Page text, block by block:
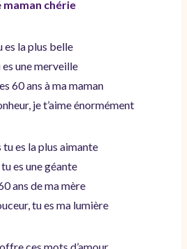
maman chérie
es la plus belle
une merveille
60 ans à ma maman
je t’aime énormément
es la plus aimante
es une géante
ans de ma mère
tu es ma lumière
ces mots d’amour